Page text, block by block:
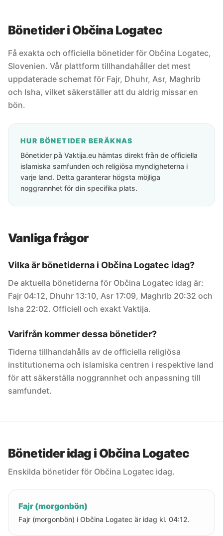
Bönetider i Občina Logatec
Få exakta och officiella bönetider för Občina Logatec,
Slovenien. Vår plattform tillhandahåller det mest
uppdaterade schemat för Fajr, Dhuhr, Asr, Maghrib
och Isha, vilket säkerställer att du aldrig missar en
bön.
HUR BÖNETIDER BERÄKNAS
Bönetider på Vaktija.eu hämtas direkt från de officiella
islamiska samfunden och religiösa myndigheterna i
varje land. Detta garanterar högsta möjliga
noggrannhet för din specifika plats.
Vanliga frågor
Vilka är bönetiderna i Občina Logatec idag?
De aktuella bönetiderna för Občina Logatec idag är:
Fajr 04:12, Dhuhr 13:10, Asr 17:09, Maghrib 20:32 och
Isha 22:02. Officiell och exakt Vaktija.
Varifrån kommer dessa bönetider?
Tiderna tillhandahålls av de officiella religiösa
institutionerna och islamiska centren i respektive land
för att säkerställa noggrannhet och anpassning till
samfundet.
Bönetider idag i Občina Logatec
Enskilda bönetider för Občina Logatec idag.
Fajr (morgonbön)
Fajr (morgonbön) i Občina Logatec är idag kl. 04:12.